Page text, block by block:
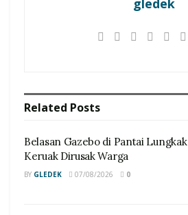
gledek
Related Posts
Belasan Gazebo di Pantai Lungkak
Keruak Dirusak Warga
BY GLEDEK 07/08/2026 0